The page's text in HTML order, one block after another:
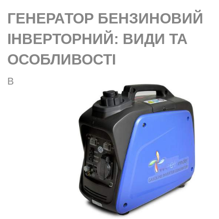
ГЕНЕРАТОР БЕНЗИНОВИЙ
ІНВЕРТОРНИЙ: ВИДИ ТА
ОСОБЛИВОСТІ
В